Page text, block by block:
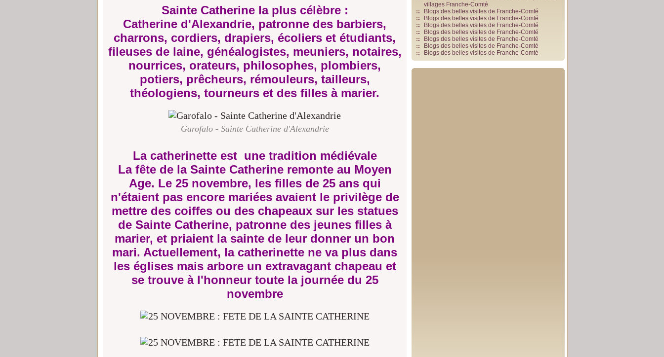
Sainte Catherine la plus célèbre :
Catherine d'Alexandrie, patronne des barbiers,
charrons, cordiers, drapiers, écoliers et étudiants,
fileuses de laine, généalogistes, meuniers, notaires,
nourrices, orateurs, philosophes, plombiers,
potiers, prêcheurs, rémouleurs, tailleurs,
théologiens, tourneurs et des filles à marier.
Garofalo - Sainte Catherine d'Alexandrie
La catherinette est une tradition médiévale
La fête de la Sainte Catherine remonte au Moyen
Age. Le 25 novembre, les filles de 25 ans qui
n'étaient pas encore mariées avaient le privilège de
mettre des coiffes ou des chapeaux sur les statues
de Sainte Catherine, patronne des jeunes filles à
marier, et priaient la sainte de leur donner un bon
mari. Actuellement, la catherinette ne va plus dans
les églises mais arbore un extravagant chapeau et
se trouve à l'honneur toute la journée du 25
novembre
villages Franche-Comté
Blogs des belles visites de Franche-Comté
Blogs des belles visites de Franche-Comté
Blogs des belles visites de Franche-Comté
Blogs des belles visites de Franche-Comté
Blogs des belles visites de Franche-Comté
Blogs des belles visites de Franche-Comté
Blogs des belles visites de Franche-Comté